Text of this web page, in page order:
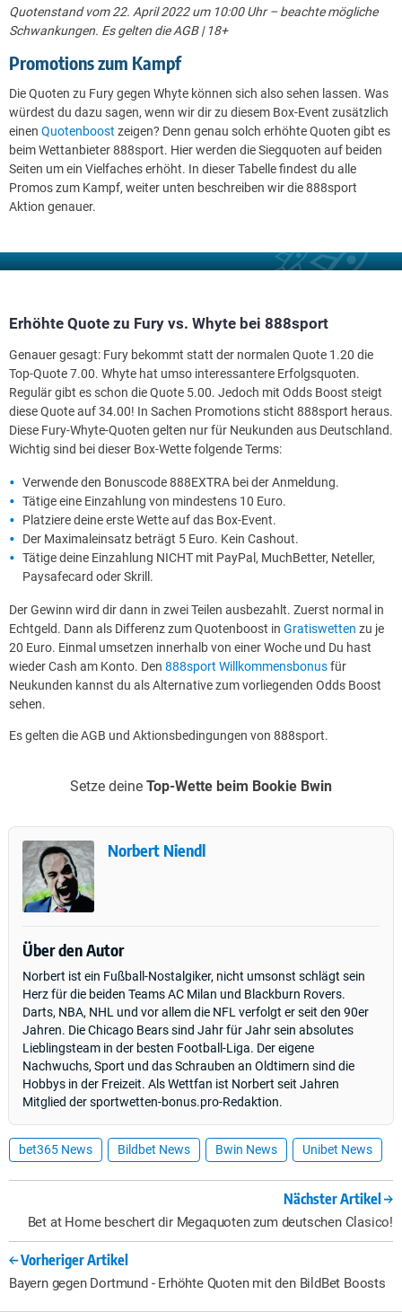
Quotenstand vom 22. April 2022 um 10:00 Uhr – beachte mögliche
Schwankungen. Es gelten die AGB | 18+
Promotions zum Kampf
Die Quoten zu Fury gegen Whyte können sich also sehen lassen. Was
würdest du dazu sagen, wenn wir dir zu diesem Box-Event zusätzlich
einen Quotenboost zeigen? Denn genau solch erhöhte Quoten gibt es
beim Wettanbieter 888sport. Hier werden die Siegquoten auf beiden
Seiten um ein Vielfaches erhöht. In dieser Tabelle findest du alle
Promos zum Kampf, weiter unten beschreiben wir die 888sport
Aktion genauer.
Erhöhte Quote zu Fury vs. Whyte bei 888sport
Genauer gesagt: Fury bekommt statt der normalen Quote 1.20 die
Top-Quote 7.00. Whyte hat umso interessantere Erfolgsquoten.
Regulär gibt es schon die Quote 5.00. Jedoch mit Odds Boost steigt
diese Quote auf 34.00! In Sachen Promotions sticht 888sport heraus.
Diese Fury-Whyte-Quoten gelten nur für Neukunden aus Deutschland.
Wichtig sind bei dieser Box-Wette folgende Terms:
Verwende den Bonuscode 888EXTRA bei der Anmeldung.
Tätige eine Einzahlung von mindestens 10 Euro.
Platziere deine erste Wette auf das Box-Event.
Der Maximaleinsatz beträgt 5 Euro. Kein Cashout.
Tätige deine Einzahlung NICHT mit PayPal, MuchBetter, Neteller,
Paysafecard oder Skrill.
Der Gewinn wird dir dann in zwei Teilen ausbezahlt. Zuerst normal in
Echtgeld. Dann als Differenz zum Quotenboost in Gratiswetten zu je
20 Euro. Einmal umsetzen innerhalb von einer Woche und Du hast
wieder Cash am Konto. Den 888sport Willkommensbonusfür
Neukunden kannst du als Alternative zum vorliegenden Odds Boost
sehen.
Es gelten die AGB und Aktionsbedingungen von 888sport.
Setze deine Top-Wette beim Bookie Bwin
Norbert Niendl
Über den Autor
Norbert ist ein Fußball-Nostalgiker, nicht umsonst schlägt sein
Herz für die beiden Teams AC Milan und Blackburn Rovers.
Darts, NBA, NHL und vor allem die NFL verfolgt er seit den 90er
Jahren. Die Chicago Bears sind Jahr für Jahr sein absolutes
Lieblingsteam in der besten Football-Liga. Der eigene
Nachwuchs, Sport und das Schrauben an Oldtimern sind die
Hobbys in der Freizeit. Als Wettfan ist Norbert seit Jahren
Mitglied der sportwetten-bonus.pro-Redaktion.
bet365 News Bildbet News Bwin News Unibet News
Nächster Artikel
Bet at Home beschert dir Megaquoten zum deutschen Clasico!
Vorheriger Artikel
Bayern gegen Dortmund - Erhöhte Quoten mit den BildBet Boosts